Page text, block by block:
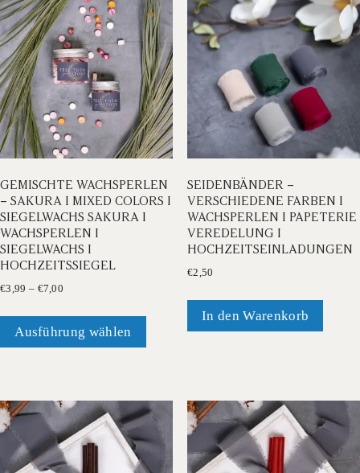
Die
Optionen
können
auf
der
Produktseite
gewählt
werden
Die
GEMISCHTE WACHSPERLEN
– SAKURA I MIXED COLORS I
SIEGELWACHS SAKURA I
WACHSPERLEN I
SIEGELWACHS I
HOCHZEITSSIEGEL
€3,99 – €7,00
€7,00
Ausführung wählen
weist
auf.
Die
Optionen
können
SEIDENBÄNDER –
VERSCHIEDENE FARBEN I
WACHSPERLEN I PAPETERIE
VEREDELUNG I
HOCHZEITSEINLADUNGEN
€2,50
In den Warenkorb